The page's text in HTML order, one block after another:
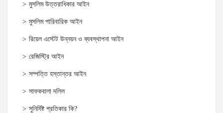
মুসলিম উত্তরাধিকার আইন
মুসলিম পারিবারিক আইন
রিয়েল এস্টেট উন্নয়ন ও ব্যবস্থাপনা আইন
রেজিস্ট্রি আইন
সম্পত্তি হস্তান্তর আইন
সাফকবালা দলিল
সুনির্দিষ্ট প্রতিকার কি?